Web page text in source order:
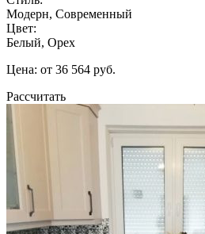
Модерн, Современный
Цвет:
Белый, Орех
Цена: от 36 564 руб.
Рассчитать